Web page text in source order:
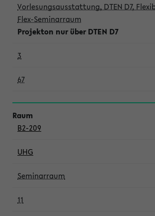
Vorlesungsausstattung, DTEN D7,
Flex-Seminarraum
Projekton nur über DTEN D7
3
67
B2-209
UHG
Seminarraum
11